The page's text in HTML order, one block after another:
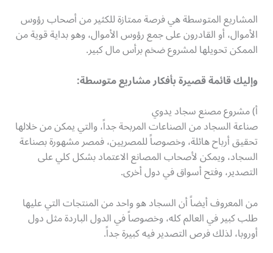
المشاريع المتوسطة هي فرصة ممتازة للكثير من أصحاب رؤوس
الأموال، أو القادرون على جمع رؤوس الأموال، وهو بداية قوية من
الممكن تحويلها لمشروع ضخم برأس مال كبير.
وإليك قائمة قصيرة بأفكار مشاريع متوسطة:
أ) مشروع مصنع سجاد يدوي
صناعة السجاد من الصناعات المربحة جداً، والتي يمكن من خلالها
تحقيق أرباح هائلة، وخصوصاً للمصريين، فمصر مشهورة بصناعة
السجاد، ويمكن لأصحاب المصانع الاعتماد بشكل كلي على
التصدير، وفتح أسواق في دول أخرى.
من المعروف أيضاً أن السجاد هو واحد من المنتجات التي عليها
طلب كبير في العالم كله، وخصوصاً في الدول الباردة مثل دول
أوروبا، لذلك فرص التصدير فيه كبيرة جداً.